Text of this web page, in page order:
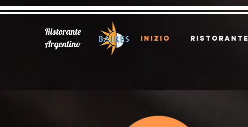
Ristorante
Argentino
INIZIO RISTORANTE